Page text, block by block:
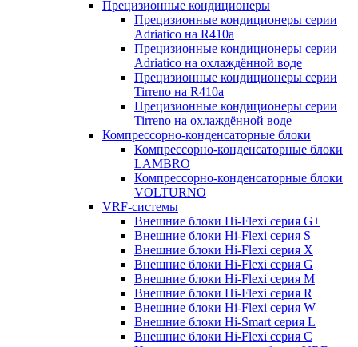
Прецизионные кондиционеры
Прецизионные кондиционеры серии
Adriatico на R410a
Прецизионные кондиционеры серии
Adriatico на охлаждённой воде
Прецизионные кондиционеры серии
Tirreno на R410a
Прецизионные кондиционеры серии
Tirreno на охлаждённой воде
Компрессорно-конденсаторные блоки
Компрессорно-конденсаторные блоки
LAMBRO
Компрессорно-конденсаторные блоки
VOLTURNO
VRF-системы
Внешние блоки Hi-Flexi серия G+
Внешние блоки Hi-Flexi серия S
Внешние блоки Hi-Flexi серия X
Внешние блоки Hi-Flexi серия G
Внешние блоки Hi-Flexi серия M
Внешние блоки Hi-Flexi серия R
Внешние блоки Hi-Flexi серия W
Внешние блоки Hi-Smart серия L
Внешние блоки Hi-Flexi серия C